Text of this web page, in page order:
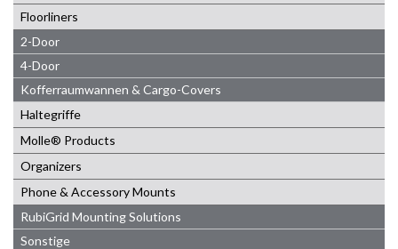
Floorliners
2-Door
4-Door
Kofferraumwannen & Cargo-Covers
Haltegriffe
Molle® Products
Organizers
Phone & Accessory Mounts
RubiGrid Mounting Solutions
Sonstige